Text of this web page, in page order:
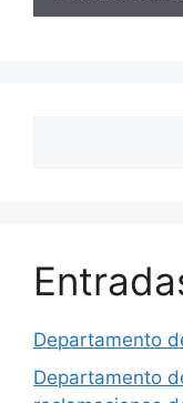
Departamento
Departamento